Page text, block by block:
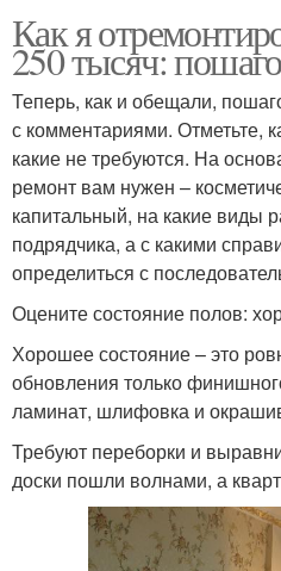
Как я
250 тысяч:
Теперь, как и обещали,
с комментариями. Отметьте,
какие не требуются. На
ремонт вам нужен –
капитальный, на какие виды
подрядчика, а с какими
определиться с
Оцените состояние полов:
Хорошее состояние – это
обновления только
ламинат, шлифовка и
Требуют переборки и
доски пошли волнами, а